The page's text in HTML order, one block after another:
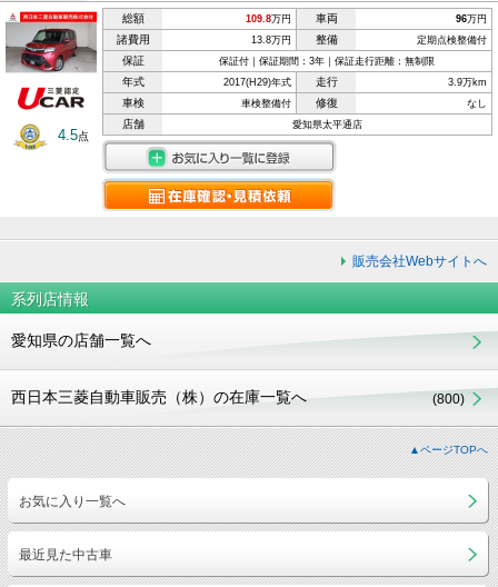
4.5点
総額 109.8万円 車両 96万円
諸費用 13.8万円 整備 定期点検整備付
保証 保証付｜保証期間：3年｜保証走行距離：無制限
年式 2017(H29)年式 走行 3.9万km
車検 車検整備付 修復 なし
店舗 愛知県太平通店
販売会社Webサイトへ
系列店情報
愛知県の店舗一覧へ
西日本三菱自動車販売（株）の在庫一覧へ (800)
▲ページTOPへ
お気に入り一覧へ
最近見た中古車